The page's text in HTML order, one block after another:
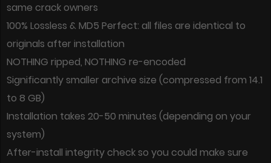
same crack owners
100% Lossless & MD5 Perfect: all files are identical to
originals after installation
NOTHING ripped, NOTHING re-encoded
Significantly smaller archive size (compressed from 14.1
to 8 GB)
Installation takes 20-50 minutes (depending on your
system)
After-install integrity check so you could make sure